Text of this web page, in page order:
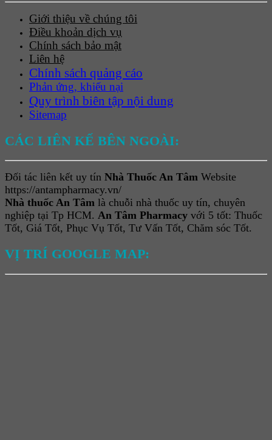
Giới thiệu về chúng tôi
Điều khoản dịch vụ
Chính sách bảo mật
Liên hệ
Chính sách quảng cáo
Phản ứng, khiếu nại
Quy trình biên tập nội dung
Sitemap
CÁC LIÊN KẾ BÊN NGOÀI:
Đối tác liên kết uy tín Nhà Thuốc An Tâm Website
https://antampharmacy.vn/
Nhà thuốc An Tâm là chuỗi nhà thuốc uy tín, chuyên
nghiệp tại Tp HCM. An Tâm Pharmacy với 5 tốt: Thuốc
Tốt, Giá Tốt, Phục Vụ Tốt, Tư Vấn Tốt, Chăm sóc Tốt.
VỊ TRÍ GOOGLE MAP: